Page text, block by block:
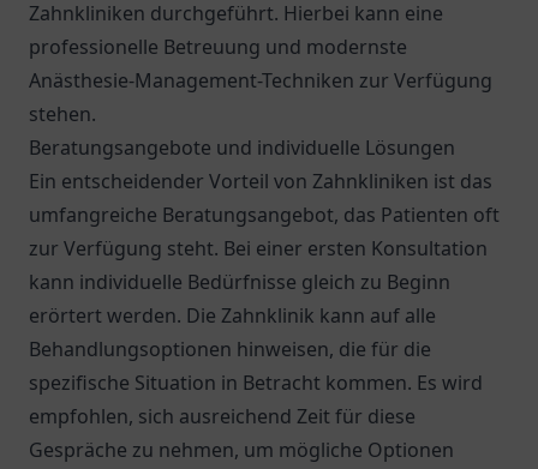
Zahnkliniken durchgeführt. Hierbei kann eine
professionelle Betreuung und modernste
Anästhesie-Management-Techniken zur Verfügung
stehen.
Beratungsangebote und individuelle Lösungen
Ein entscheidender Vorteil von Zahnkliniken ist das
umfangreiche Beratungsangebot, das Patienten oft
zur Verfügung steht. Bei einer ersten Konsultation
kann individuelle Bedürfnisse gleich zu Beginn
erörtert werden. Die Zahnklinik kann auf alle
Behandlungsoptionen hinweisen, die für die
spezifische Situation in Betracht kommen. Es wird
empfohlen, sich ausreichend Zeit für diese
Gespräche zu nehmen, um mögliche Optionen